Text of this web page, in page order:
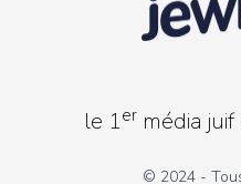
le 1er média
© 2024 -